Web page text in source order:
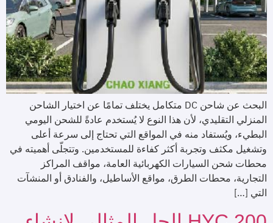
البحث عن شاحن DC متكامل يختلف تمامًا عن اختيار الشاحن
المنزلي التقليدي، لأن هذا النوع لا يُستخدم عادةً للشحن اليومي
البطيء، ويُستفاد منه في المواقع التي تحتاج إلى سرعة أعلى
وتشغيل مكثف وتجربة أكثر كفاءة للمستخدمين. وتتجلّى أهميته في
محطات شحن السيارات الكهربائية العامة، مواقف المراكز
التجارية، محطات الطرق، مواقع الأساطيل، والفنادق أو المنشآت
التي […]